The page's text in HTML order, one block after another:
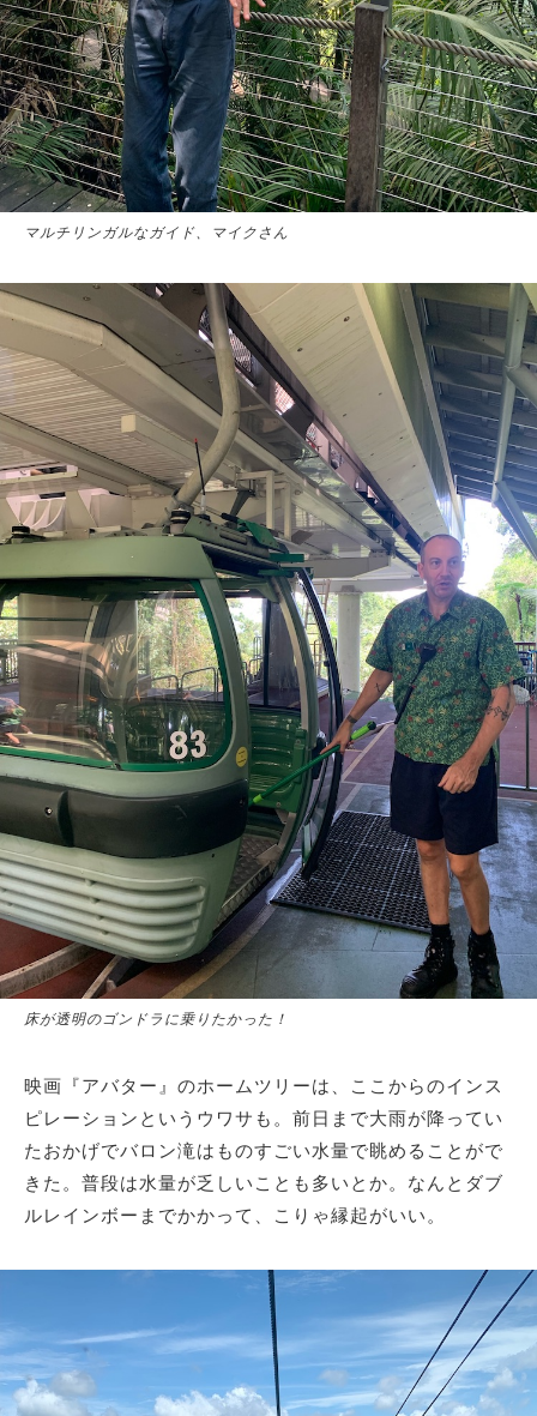
マルチリンガルなガイド、マイクさん
床が透明のゴンドラに乗りたかった！
映画『アバター』のホームツリーは、ここからのインス
ピレーションというウワサも。前日まで大雨が降ってい
たおかげでバロン滝はものすごい水量で眺めることがで
きた。普段は水量が乏しいことも多いとか。なんとダブ
ルレインボーまでかかって、こりゃ縁起がいい。